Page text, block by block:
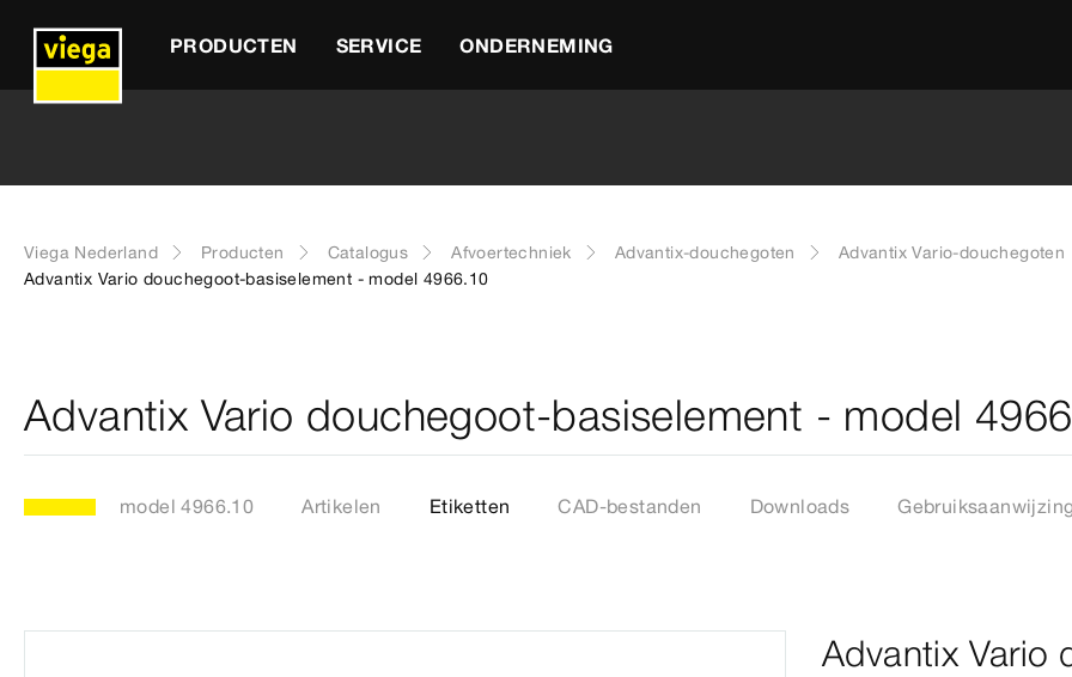
PRODUCTEN SERVICE ONDERNEMING
Viega Nederland Producten Catalogus Afvoertechniek Advantix-douchegoten Advantix Vario-douchegoten
Advantix Vario douchegoot-basiselement - model 4966.10
Advantix Vario douchegoot-basiselement - model
model 4966.10 Artikelen Etiketten CAD-bestanden Downloads
Advantix Vario